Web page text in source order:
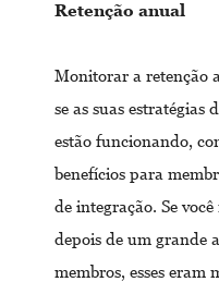
Retenção anual
Monitorar a retenção
se as suas estratégias
estão funcionando,
benefícios para
de integração. Se
depois de um grande
membros, esses eram